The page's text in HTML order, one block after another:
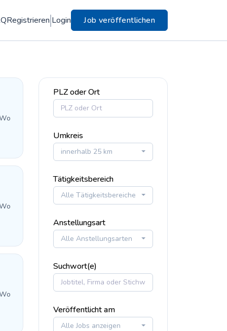
Registrieren Login Job veröffentlichen
PLZ oder Ort
Umkreis
innerhalb 25 km
Tätigkeitsbereich
Alle Tätigkeitsbereiche
Anstellungsart
Alle Anstellungsarten
Suchwort(e)
Veröffentlicht am
Alle Jobs anzeigen